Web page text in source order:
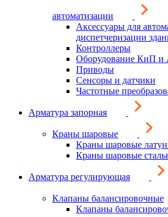
автоматизации
Аксессуары для
диспетчеризации
Контроллеры
Оборудование КиП и
Приводы
Сенсоры и датчики
Частотные
Арматура запорная
Краны шаровые
Краны шаровые
Краны шаровые
Арматура регулирующая
Клапаны балансировочные
Клапаны